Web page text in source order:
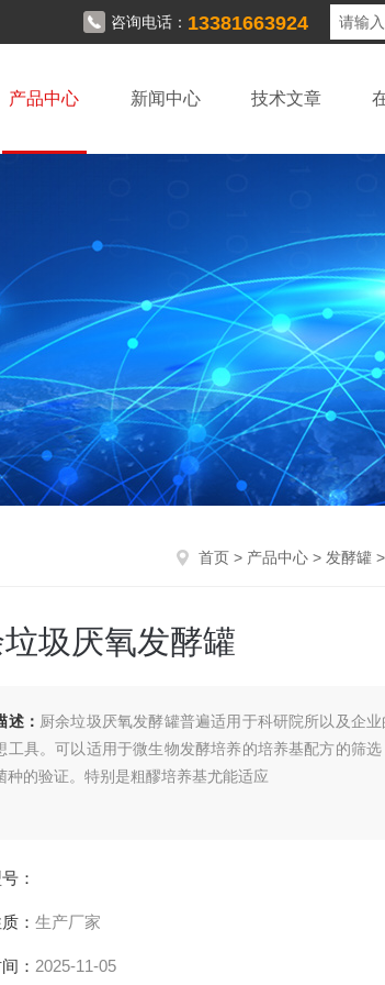
咨询电话： 13381663924
产品中心 新闻中心 技术文章
首页 > 产品中心 > 发酵罐 >
垃圾厌氧发酵罐
述： 厨余垃圾厌氧发酵罐普遍适用于科研院所以及企
工具。可以适用于微生物发酵培养的培养基配方的筛
种的验证。特别是粗醪培养基尤能适应
：
： 生产厂家
： 2025-11-05